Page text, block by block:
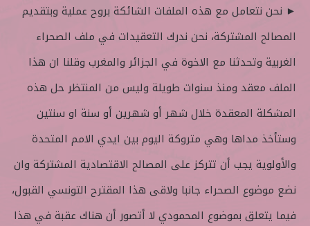
► نحن نتعامل مع هذه الملفات الشائكة بروح عملية وبتقديم
المصالح المشتركة، نحن ندرك التعقيدات في ملف الصحراء
الغربية وتحدثنا مع الاخوة في الجزائر والمغرب وقلنا ان هذا
الملف معقد ومنذ سنوات طويلة وليس من المنتظر حل هذه
المشكلة المعقدة خلال شهر أو شهرين أو سنة او سنتين
وستأخذ مداها وهي متروكة اليوم بين ايدي الامم المتحدة
والأولوية يجب أن تتركز على المصالح الاقتصادية المشتركة وان
نضع موضوع الصحراء جانبا ولاقى هذا المقترح التونسي القبول،
فيما يتعلق بموضوع المحمودي لا أتصور أن هناك عقبة في هذا